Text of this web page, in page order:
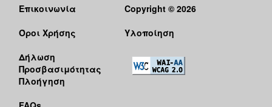
Επικοινωνία
Όροι Χρήσης
Δήλωση
Προσβασιμότητας
Πλοήγηση
Copyright © 2026
Υλοποίηση